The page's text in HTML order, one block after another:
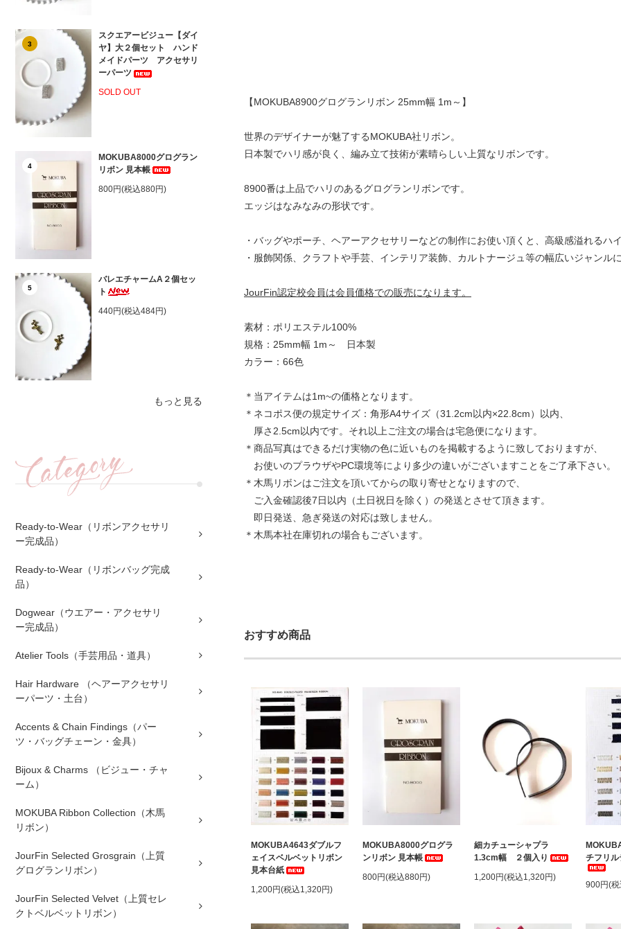
3
スクエアービジュー【ダイ
ヤ】大２個セット ハンド
メイドパーツ アクセサリ
ーパーツ
SOLD OUT
4
MOKUBA8000グログラン
リボン 見本帳
800円(税込880円)
5
バレエチャームA２個セッ
ト
440円(税込484円)
もっと見る
Ready-to-Wear（リボンアクセサリ
ー完成品）
Ready-to-Wear（リボンバッグ完成
品）
Dogwear（ウエアー・アクセサリ
ー完成品）
Atelier Tools（手芸用品・道具）
Hair Hardware （ヘアーアクセサリ
ーパーツ・土台）
Accents & Chain Findings（パー
ツ・バッグチェーン・金具）
Bijoux & Charms （ビジュー・チャ
ーム）
MOKUBA Ribbon Collection（木馬
リボン）
JourFin Selected Grosgrain（上質
グログランリボン）
JourFin Selected Velvet（上質セレ
クトベルベットリボン）
【MOKUBA8900グログランリボン 25mm幅 1m～】
世界のデザイナーが魅了するMOKUBA社リボン。
日本製でハリ感が良く、編み立て技術が素晴らしい上質なリボンです。
8900番は上品でハリのあるグログランリボンです。
エッジはなみなみの形状です。
・バッグやポーチ、ヘアーアクセサリーなどの制作にお使い頂くと、高級感溢れるハ
・服飾関係、クラフトや手芸、インテリア装飾、カルトナージュ等の幅広いジャンル
JourFin認定校会員は会員価格での販売になります。
素材：ポリエステル100%
規格：25mm幅 1m～ 日本製
カラー：66色
＊当アイテムは1m~の価格となります。
＊ネコポス便の規定サイズ：角形A4サイズ（31.2cm以内×22.8cm）以内、
厚さ2.5cm以内です。それ以上ご注文の場合は宅急便になります。
＊商品写真はできるだけ実物の色に近いものを掲載するように致しておりますが、
お使いのプラウザやPC環境等により多少の違いがございますことをご了承下さい。
＊木馬リボンはご注文を頂いてからの取り寄せとなりますので、
ご入金確認後7日以内（土日祝日を除く）の発送とさせて頂きます。
即日発送、急ぎ発送の対応は致しません。
＊木馬本社在庫切れの場合もございます。
おすすめ商品
MOKUBA4643ダブルフ
ェイスベルベットリボン
見本台紙
1,200円(税込1,320円)
MOKUBA8000グログラ
ンリボン 見本帳
800円(税込880円)
細カチューシャプラ
1.3cm幅 ２個入り
1,200円(税込1,320円)
チフリル
900円(